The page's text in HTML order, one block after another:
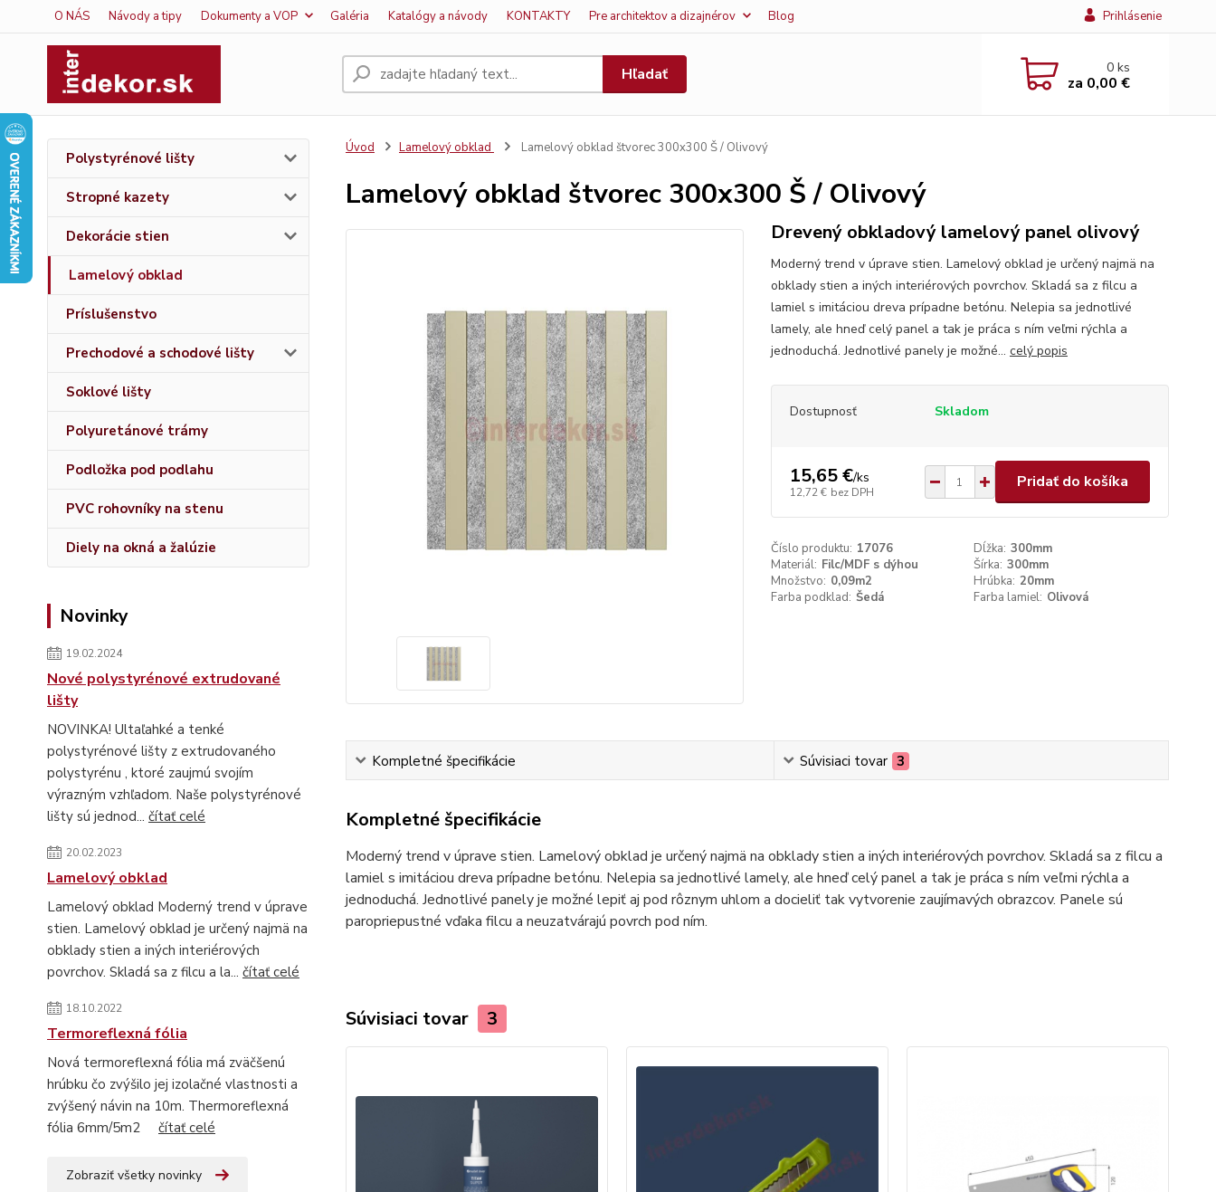
O NÁS Návody a tipy Dokumenty a VOP Galéria Katalógy a návody KONTAKTY Pre architektov a dizajnérov Blog Prihlásenie
Hľadať 0ks
za 0,00 €
Polystyrénové lišty
Stropné kazety
Dekorácie stien
Lamelový obklad
Príslušenstvo
Prechodové a schodové lišty
Soklové lišty
Polyuretánové trámy
Podložka pod podlahu
PVC rohovníky na stenu
Diely na okná a žalúzie
Novinky
19.02.2024
Nové polystyrénové extrudované
lišty
NOVINKA! Ultaľahké a tenké
polystyrénové lišty z extrudovaného
polystyrénu , ktoré zaujmú svojím
výrazným vzhľadom. Naše polystyrénové
lišty sú jednod... čítať celé
20.02.2023
Lamelový obklad
Lamelový obklad Moderný trend v úprave
stien. Lamelový obklad je určený najmä na
obklady stien a iných interiérových
povrchov. Skladá sa z filcu a la... čítať celé
18.10.2022
Termoreflexná fólia
Nová termoreflexná fólia má zväčšenú
hrúbku čo zvýšilo jej izolačné vlastnosti a
zvýšený návin na 10m. Thermoreflexná
fólia 6mm/5m2 čítať celé
Zobraziť všetky novinky
Úvod Lamelový obklad Lamelový obklad štvorec 300x300 Š / Olivový
Lamelový obklad štvorec 300x300 Š / Olivový
Drevený obkladový lamelový panel olivový
Moderný trend v úprave stien. Lamelový obklad je určený najmä na
obklady stien a iných interiérových povrchov. Skladá sa z filcu a
lamiel s imitáciou dreva prípadne betónu. Nelepia sa jednotlivé
lamely, ale hneď celý panel a tak je práca s ním veľmi rýchla a
jednoduchá. Jednotlivé panely je možné... celý popis
Dostupnosť Skladom
15,65 €/ks
12,72 € bez DPH
Pridať do košíka
Číslo produktu: 17076 Dĺžka: 300mm
Materiál: Filc/MDF s dýhou Šírka: 300mm
Množstvo: 0,09m2 Hrúbka: 20mm
Farba podklad: Šedá Farba lamiel: Olivová
Kompletné špecifikácie Súvisiaci tovar 3
Kompletné špecifikácie
Moderný trend v úprave stien. Lamelový obklad je určený najmä na obklady stien a iných interiérových povrchov. Skladá sa z filcu a
lamiel s imitáciou dreva prípadne betónu. Nelepia sa jednotlivé lamely, ale hneď celý panel a tak je práca s ním veľmi rýchla a
jednoduchá. Jednotlivé panely je možné lepiť aj pod rôznym uhlom a docieliť tak vytvorenie zaujímavých obrazcov. Panele sú
paropriepustné vďaka filcu a neuzatvárajú povrch pod ním.
Súvisiaci tovar 3